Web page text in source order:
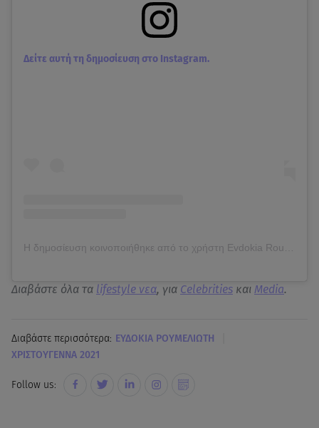
Δείτε αυτή τη δημοσίευση στο Instagram.
Διαβάστε όλα τα lifestyle νεα, για Celebrities και Media.
Διαβάστε περισσότερα: EΥΔΟΚΙΑ ΡΟΥΜΕΛΙΩΤΗ
ΧΡΙΣΤΟΥΓΕΝΝΑ 2021
Follow us: